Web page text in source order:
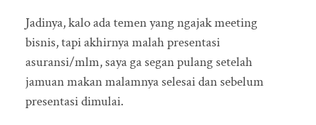
Jadinya, kalo ada temen yang ngajak meeting
bisnis, tapi akhirnya malah presentasi
asuransi/mlm, saya ga segan pulang setelah
jamuan makan malamnya selesai dan sebelum
presentasi dimulai.